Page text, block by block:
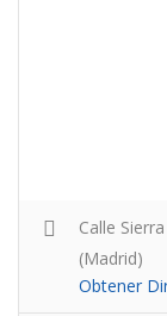
Calle
(Madrid)
Obtener